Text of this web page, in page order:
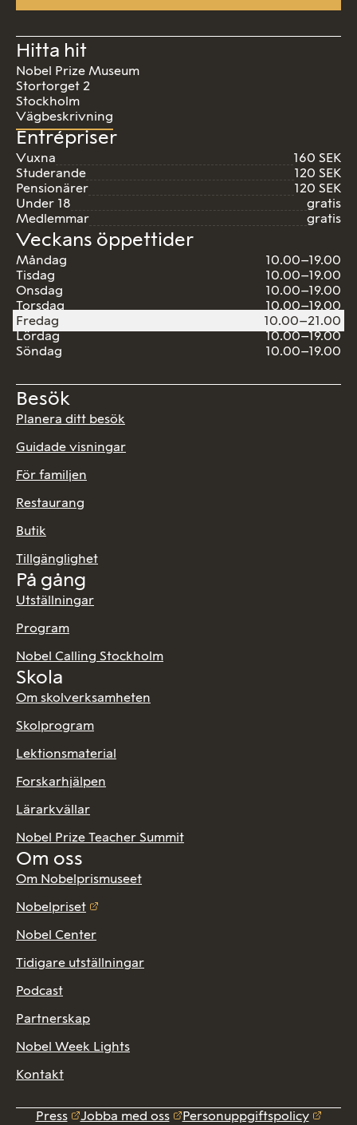
Hitta hit
Nobel Prize Museum
Stortorget 2
Stockholm
Vägbeskrivning
Entrépriser
Vuxna
160 SEK
Studerande
120 SEK
Pensionärer
120 SEK
Under 18
gratis
Medlemmar
gratis
Veckans öppettider
Måndag
10.00–19.00
Tisdag
10.00–19.00
Onsdag
10.00–19.00
Torsdag
10.00–19.00
Fredag
10.00–21.00
Lördag
10.00–19.00
Söndag
10.00–19.00
Besök
Planera ditt besök
Guidade visningar
För familjen
Restaurang
Butik
Tillgänglighet
På gång
Utställningar
Program
Nobel Calling Stockholm
Skola
Om skolverksamheten
Skolprogram
Lektionsmaterial
Forskarhjälpen
Lärarkvällar
Nobel Prize Teacher Summit
Om oss
Om Nobelprismuseet
Nobelpriset
Nobel Center
Tidigare utställningar
Podcast
Partnerskap
Nobel Week Lights
Kontakt
Press Jobba med oss
Personuppgiftspolicy